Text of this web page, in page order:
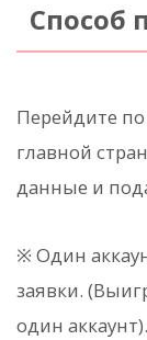
Способ
Перейдите
главной
данные и
※ Один
заявки.
один аккаунт).